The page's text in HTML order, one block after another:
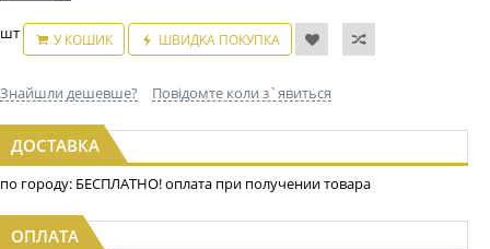
шт У КОШИК ШВИДКА ПОКУПКА
Знайшли дешевше? Повідомте коли з`явиться
ДОСТАВКА
по городу: БЕСПЛАТНО! оплата при получении товара
ОПЛАТА